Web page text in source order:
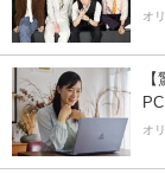
オ
PC
オ